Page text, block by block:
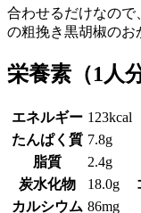
合わせるだけなので
の粗挽き黒胡椒のお
栄養素 （1人
エネルギー 123kcal
たんぱく質 7.8g
脂質
2.4g
炭水化物
18.0g
カルシウム 86mg